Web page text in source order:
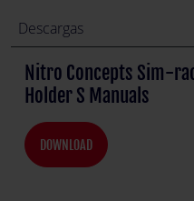
Descargas
Nitro Concepts Sim-
Holder S Manuals
DOWNLOAD